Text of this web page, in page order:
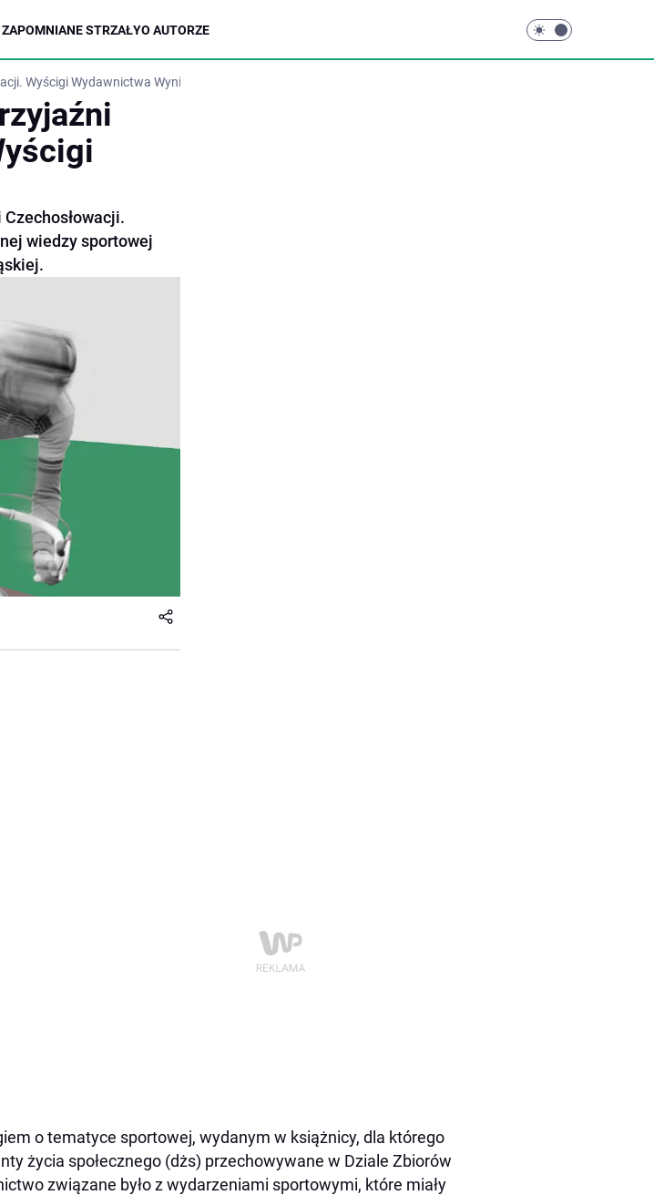
ZAPOMNIANE STRZAŁYO AUTORZE
Wyścigi Wydawnictwa Wyniki
wiedzy sportowej
o tematyce sportowej, wydanym w książnicy, dla którego
życia społecznego (dżs) przechowywane w Dziale Zbiorów
związane było z wydarzeniami sportowymi, które miały